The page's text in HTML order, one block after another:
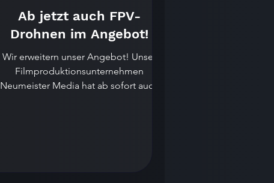
Ab jetzt auch FPV-
Drohnen im Angebot!
Wir erweitern unser Angebot! Unser
Filmproduktionsunternehmen
Neumeister Media hat ab sofort auch